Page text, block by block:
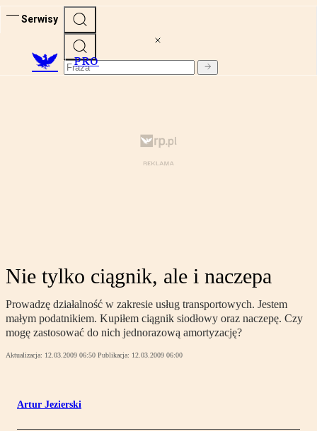
Serwisy
PRO
Nie tylko ciągnik, ale i naczepa
Prowadzę działalność w zakresie usług transportowych. Jestem
małym podatnikiem. Kupiłem ciągnik siodłowy oraz naczepę. Czy
mogę zastosować do nich jednorazową amortyzację?
Aktualizacja: 12.03.2009 06:50 Publikacja: 12.03.2009 06:00
Artur Jezierski